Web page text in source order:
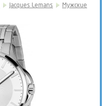
Jacques Lemans Мужские